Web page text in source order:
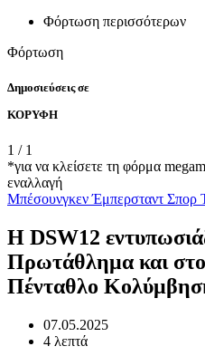
Φόρτωση περισσότερων
Φόρτωση
Δημοσιεύσεις σε
ΚΟΡΥΦΗ
1 / 1
*για να κλείσετε τη φόρμα
εναλλαγή
ΜπέσουνγκενΈμπερσταντ Σπορ
Η DSW12
Πρωτάθλημα και
Πένταθλο
07.05.2025
4 λεπτά